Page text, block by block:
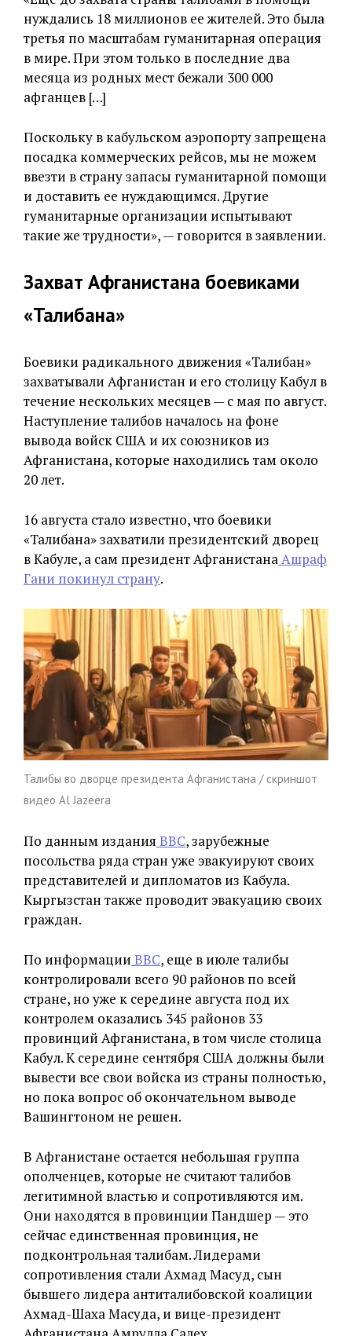
нуждались 18 миллионов ее жителей. Это была
третья по масштабам гуманитарная операция
в мире. При этом только в последние два
месяца из родных мест бежали 300 000
афганцев […]
Поскольку в кабульском аэропорту запрещена
посадка коммерческих рейсов, мы не можем
ввезти в страну запасы гуманитарной помощи
и доставить ее нуждающимся. Другие
гуманитарные организации испытывают
такие же трудности», — говорится в заявлении.
Захват Афганистана боевиками
«Талибана»
Боевики радикального движения «Талибан»
захватывали Афганистан и его столицу Кабул в
течение нескольких месяцев — с мая по август.
Наступление талибов началось на фоне
вывода войск США и их союзников из
Афганистана, которые находились там около
20 лет.
16 августа стало известно, что боевики
«Талибана» захватили президентский дворец
в Кабуле, а сам президент АфганистанаАшраф
Гани покинул страну.
Талибы во дворце президента Афганистана / скриншот
видео Al Jazeera
По данным издания BBC, зарубежные
посольства ряда стран уже эвакуируют своих
представителей и дипломатов из Кабула.
Кыргызстан также проводит эвакуацию своих
граждан.
По информации BBC, еще в июле талибы
контролировали всего 90 районов по всей
стране, но уже к середине августа под их
контролем оказались 345 районов 33
провинций Афганистана, в том числе столица
Кабул. К середине сентября США должны были
вывести все свои войска из страны полностью,
но пока вопрос об окончательном выводе
Вашингтоном не решен.
В Афганистане остается небольшая группа
ополченцев, которые не считают талибов
легитимной властью и сопротивляются им.
Они находятся в провинции Пандшер — это
сейчас единственная провинция, не
подконтрольная талибам. Лидерами
сопротивления стали Ахмад Масуд, сын
бывшего лидера антиталибовской коалиции
Ахмад-Шаха Масуда, и вице-президент